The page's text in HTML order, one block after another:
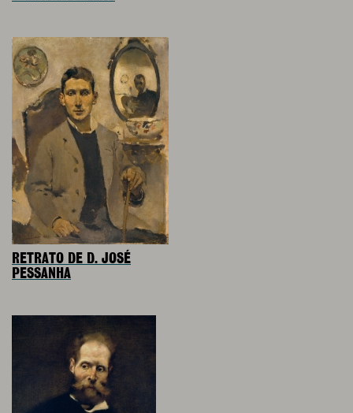
RETRATO DE D. JOSÉ
PESSANHA